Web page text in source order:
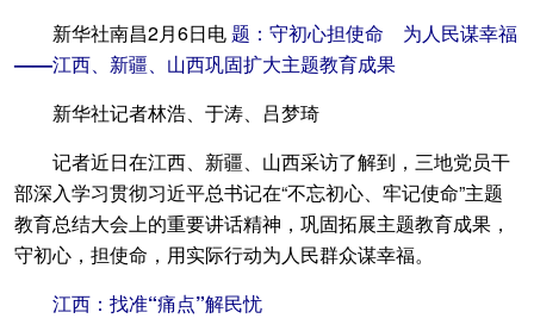
新华社南昌2月6日电题：守初心担使命 为人民谋幸福
——江西、新疆、山西巩固扩大主题教育成果
新华社记者林浩、于涛、吕梦琦
记者近日在江西、新疆、山西采访了解到，三地党员干
部深入学习贯彻习近平总书记在“不忘初心、牢记使命”主题
教育总结大会上的重要讲话精神，巩固拓展主题教育成果，
守初心，担使命，用实际行动为人民群众谋幸福。
江西：找准“痛点”解民忧